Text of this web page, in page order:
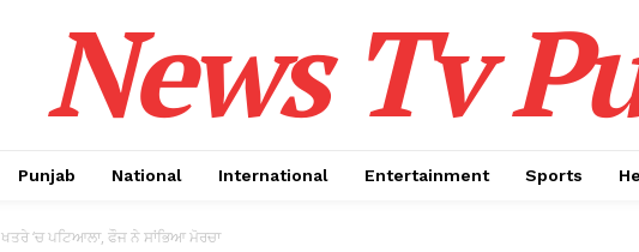
News Tv
Punjab National International Entertainment Sports
ਖਤਰੇ ‘ਚ ਪਟਿਆਲਾ, ਫੌਜ ਨੇ ਸਾਂਭਿਆ ਮੋਰਚਾ